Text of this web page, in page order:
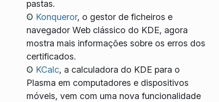
pastas.
O Konqueror, o gestor de ficheiros e
navegador Web clássico do KDE, agora
mostra mais informações sobre os erros dos
certificados.
O KCalc, a calculadora do KDE para o
Plasma em computadores e dispositivos
móveis, vem com uma nova funcionalidade